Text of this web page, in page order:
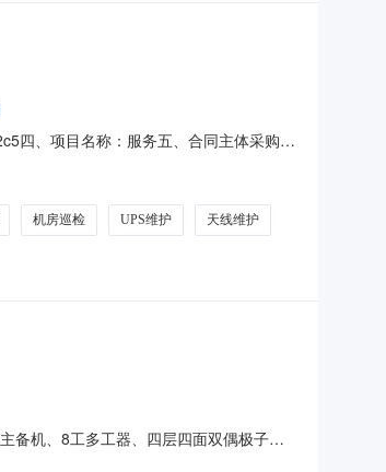
四、项目名称：服务五、合同主体采购人
机房巡检 UPS维护 天线维护
备机、8工多工器、四层四面双偶极子天